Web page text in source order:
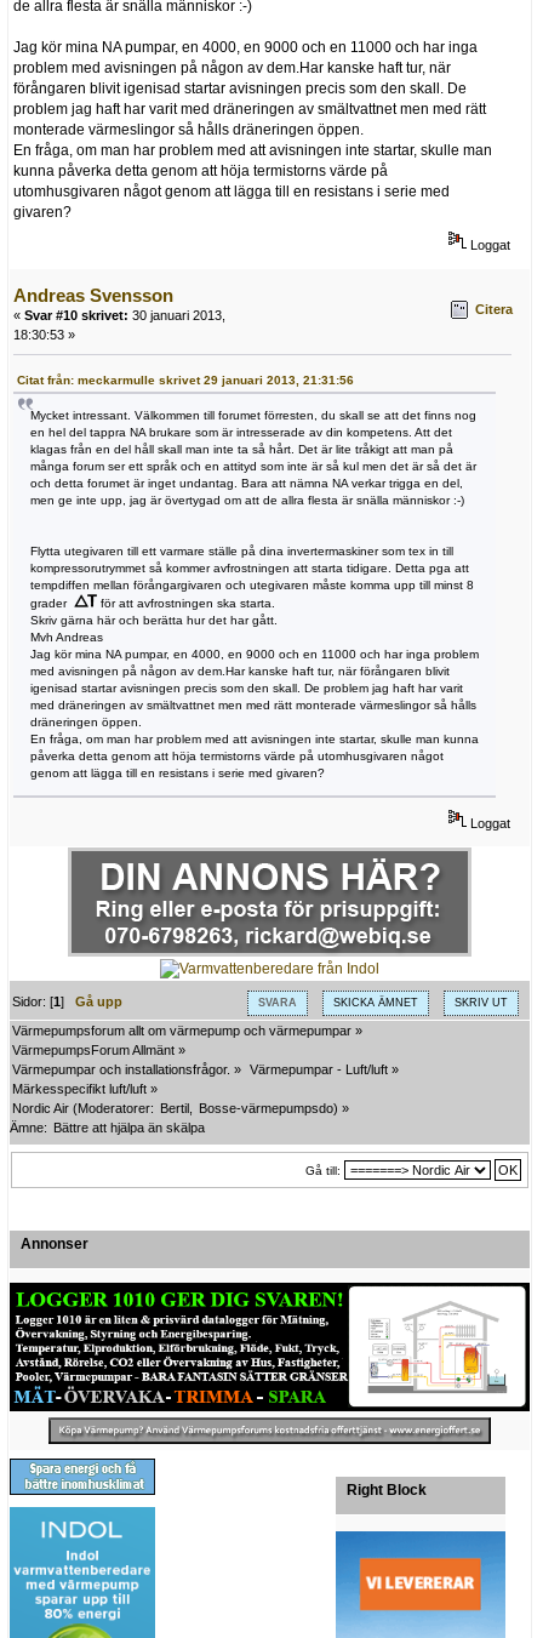
de allra flesta är snälla människor :-)
Jag kör mina NA pumpar, en 4000, en 9000 och en 11000 och har inga
problem med avisningen på någon av dem.Har kanske haft tur, när
förångaren blivit igenisad startar avisningen precis som den skall. De
problem jag haft har varit med dräneringen av smältvattnet men med rätt
monterade värmeslingor så hålls dräneringen öppen.
En fråga, om man har problem med att avisningen inte startar, skulle man
kunna påverka detta genom att höja termistorns värde på
utomhusgivaren något genom att lägga till en resistans i serie med
givaren?
Loggat
Andreas Svensson
« Svar #10 skrivet: 30 januari 2013,
18:30:53 »
Citera
Citat från: meckarmulle skrivet 29 januari 2013, 21:31:56
Mycket intressant. Välkommen till forumet förresten, du skall se att det finns nog
en hel del tappra NA brukare som är intresserade av din kompetens. Att det
klagas från en del håll skall man inte ta så hårt. Det är lite tråkigt att man på
många forum ser ett språk och en attityd som inte är så kul men det är så det är
och detta forumet är inget undantag. Bara att nämna NA verkar trigga en del,
men ge inte upp, jag är övertygad om att de allra flesta är snälla människor :-)
Flytta utegivaren till ett varmare ställe på dina invertermaskiner som tex in till
kompressorutrymmet så kommer avfrostningen att starta tidigare. Detta pga att
tempdiffen mellan förångargivaren och utegivaren måste komma upp till minst 8
grader
för att avfrostningen ska starta.
Skriv gärna här och berätta hur det har gått.
Mvh Andreas
Jag kör mina NA pumpar, en 4000, en 9000 och en 11000 och har inga problem
med avisningen på någon av dem.Har kanske haft tur, när förångaren blivit
igenisad startar avisningen precis som den skall. De problem jag haft har varit
med dräneringen av smältvattnet men med rätt monterade värmeslingor så hålls
dräneringen öppen.
En fråga, om man har problem med att avisningen inte startar, skulle man kunna
påverka detta genom att höja termistorns värde på utomhusgivaren något
genom att lägga till en resistans i serie med givaren?
Loggat
SVARA SKICKA ÄMNET SKRIV UT
Sidor: [1]Gå upp
Värmepumpsforum allt om värmepump och värmepumpar »
VärmepumpsForum Allmänt »
Värmepumpar och installationsfrågor. » Värmepumpar - Luft/luft »
Märkesspecifikt luft/luft »
Nordic Air (Moderatorer: Bertil Bosse-värmepumpsdo) »
Ämne: Bättre att hjälpa än skälpa
Gå till:
Annonser
Right Block